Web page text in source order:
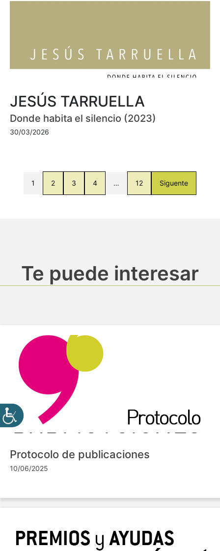
JESÚS TARRUELLA
Donde habita el silencio (2023)
30/03/2026
1 2 3 4 … 12 Siguente
Te puede interesar
Protocolo de publicaciones
10/06/2025